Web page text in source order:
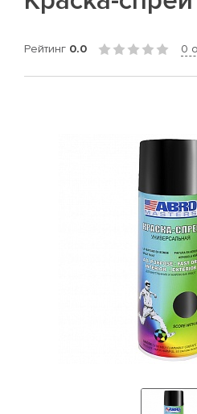
Рейтинг 0.0 0